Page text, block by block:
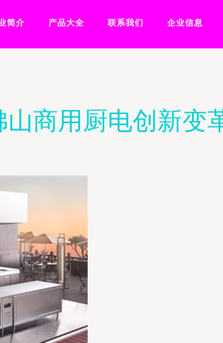
简介 产品大全 联系我们 企业信息
商用厨电创新变